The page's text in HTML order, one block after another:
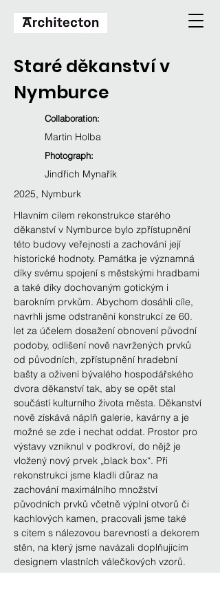
Staré děkanství v
Nymburce
Collaboration:
Martin Holba
Photograph:
Jindřich Mynařík
2025, Nymburk
Hlavním cílem rekonstrukce starého
děkanství v Nymburce bylo zpřístupnění
této budovy veřejnosti a zachování její
historické hodnoty. Památka je významná
díky svému spojení s městskými hradbami
a také díky dochovaným gotickým i
barokním prvkům. Abychom dosáhli cíle,
navrhli jsme odstranění konstrukcí ze 60.
let za účelem dosažení obnovení původní
podoby, odlišení nově navržených prvků
od původních, zpřístupnění hradební
bašty a oživení bývalého hospodářského
dvora děkanství tak, aby se opět stal
součástí kulturního života města. Děkanství
nově získává náplň galerie, kavárny a je
možné se zde i nechat oddat. Prostor pro
výstavy vzniknul v podkroví, do nějž je
vložený nový prvek „black box“. Při
rekonstrukci jsme kladli důraz na
zachování maximálního množství
původních prvků včetně výplní otvorů či
kachlových kamen, pracovali jsme také
s citem s nálezovou barevností a dekorem
stěn, na který jsme navázali doplňujícím
designem vlastních válečkových vzorů.